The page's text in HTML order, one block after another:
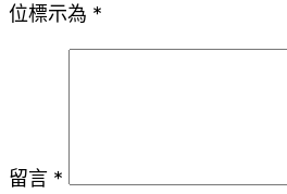
位標示為 *
留言 *